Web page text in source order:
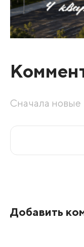
Сначала новые
Добавить